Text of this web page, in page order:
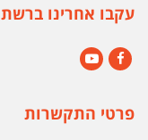
עקבו אחרינו ברשת
פרטי התקשרות